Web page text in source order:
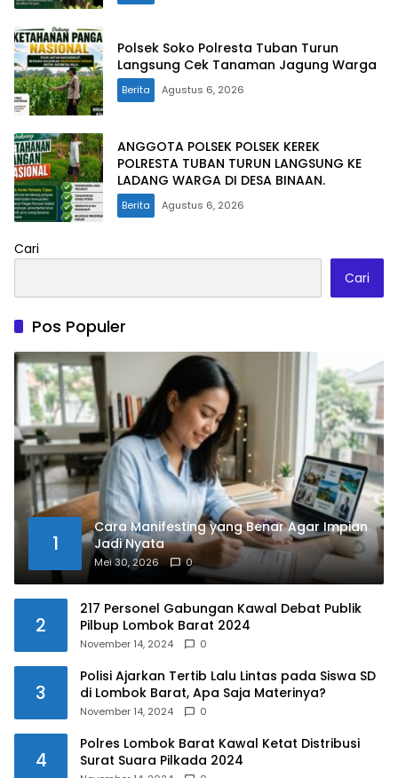
Polsek Soko Polresta Tuban Turun
Langsung Cek Tanaman Jagung Warga
Berita Agustus 6, 2026
ANGGOTA POLSEK POLSEK KEREK
POLRESTA TUBAN TURUN LANGSUNG KE
LADANG WARGA DI DESA BINAAN.
Berita Agustus 6, 2026
Cari
Cari
Pos Populer
1
Cara Manifesting yang Benar Agar Impian
Jadi Nyata
Mei 30, 2026 0
2
217 Personel Gabungan Kawal Debat Publik
Pilbup Lombok Barat 2024
November 14, 2024 0
3
Polisi Ajarkan Tertib Lalu Lintas pada Siswa SD
di Lombok Barat, Apa Saja Materinya?
November 14, 2024 0
4
Polres Lombok Barat Kawal Ketat Distribusi
Surat Suara Pilkada 2024